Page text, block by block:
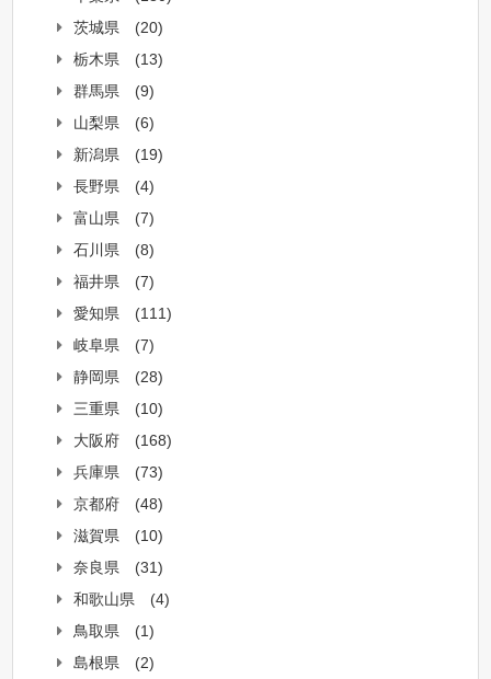
茨城県
(20)
栃木県
(13)
群馬県
(9)
山梨県
(6)
新潟県
(19)
長野県
(4)
富山県
(7)
石川県
(8)
福井県
(7)
愛知県
(111)
岐阜県
(7)
静岡県
(28)
三重県
(10)
大阪府
(168)
兵庫県
(73)
京都府
(48)
滋賀県
(10)
奈良県
(31)
和歌山県
(4)
鳥取県
(1)
島根県
(2)